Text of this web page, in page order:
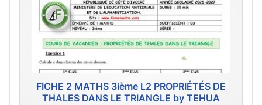
FICHE 2 MATHS 3ième L2 PROPRIÉTÉS DE
THALES DANS LE TRIANGLE by TEHUA